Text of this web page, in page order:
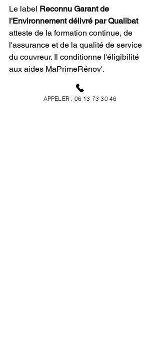
Le label Reconnu Garant de
l'Environnement délivré par Qualibat
atteste de la formation continue, de
l'assurance et de la qualité de service
du couvreur. Il conditionne l'éligibilité
aux aides MaPrimeRénov'.
Pour les travaux d'isolation associés à
APPELER : 06 13 73 30 46